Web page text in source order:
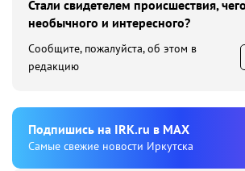
Стали свидетелем происшествия,
необычного и интересного?
Сообщите, пожалуйста, об этом в
редакцию
Подпишиcь на IRK.ru в MAX
Cамые свежие новости Иркутска